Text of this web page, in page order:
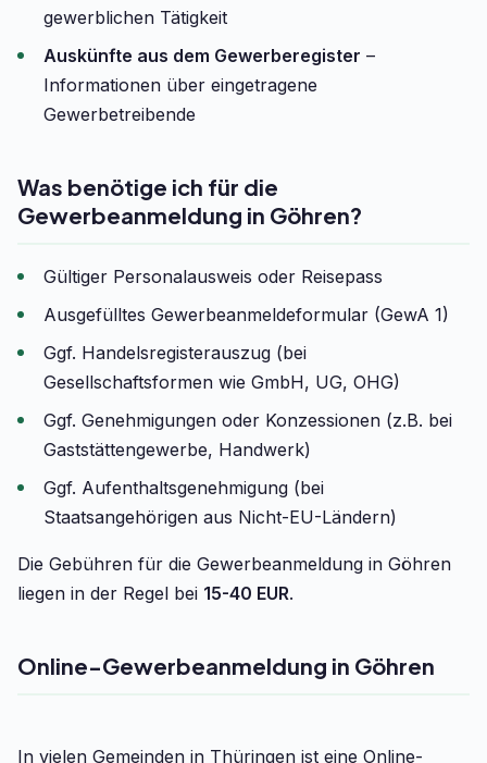
gewerblichen Tätigkeit
Auskünfte aus dem Gewerberegister –
Informationen über eingetragene
Gewerbetreibende
Was benötige ich für die
Gewerbeanmeldung in Göhren?
Gültiger Personalausweis oder Reisepass
Ausgefülltes Gewerbeanmeldeformular (GewA 1)
Ggf. Handelsregisterauszug (bei
Gesellschaftsformen wie GmbH, UG, OHG)
Ggf. Genehmigungen oder Konzessionen (z.B. bei
Gaststättengewerbe, Handwerk)
Ggf. Aufenthaltsgenehmigung (bei
Staatsangehörigen aus Nicht-EU-Ländern)
Die Gebühren für die Gewerbeanmeldung in Göhren
liegen in der Regel bei 15-40 EUR.
Online-Gewerbeanmeldung in Göhren
In vielen Gemeinden in Thüringen ist eine Online-